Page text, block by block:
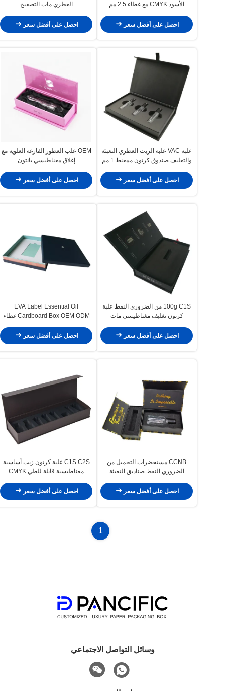
الأسود CMYK مع غطاء 2.5 مم
احصل على أفضل سعر
العطري مات التصفيح
احصل على أفضل سعر
علبة VAC علبة الزيت العطري التعبئة
والتغليف صندوق كرتون ممغنط 1 مم
احصل على أفضل سعر
OEM علب العطور الفارغة العلوية مع
إغلاق مغناطيسي بانتون
احصل على أفضل سعر
100g C1S من الضروري النفط علبة
كرتون تغليف مغناطيسي مات
احصل على أفضل سعر
EVA Label Essential Oil
Cardboard Box OEM ODM غطاء
احصل على أفضل سعر
CCNB مستحضرات التجميل من
الضروري النفط صناديق التعبئة
احصل على أفضل سعر
C1S C2S علبة كرتون زيت أساسية
مغناطيسية قابلة للطي CMYK
احصل على أفضل سعر
1
وسائل التواصل الاجتماعي